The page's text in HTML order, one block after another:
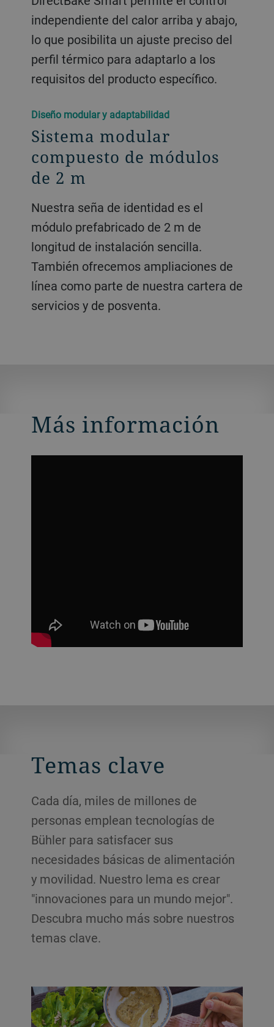
independiente del calor arriba y abajo,
lo que posibilita un ajuste preciso del
perfil térmico para adaptarlo a los
requisitos del producto específico.
Diseño modular y adaptabilidad
Sistema modular
compuesto de módulos
de 2 m
Nuestra seña de identidad es el
módulo prefabricado de 2 m de
longitud de instalación sencilla.
También ofrecemos ampliaciones de
línea como parte de nuestra cartera de
servicios y de posventa.
Más información
Temas clave
Cada día, miles de millones de
personas emplean tecnologías de
Bühler para satisfacer sus
necesidades básicas de alimentación
y movilidad. Nuestro lema es crear
"innovaciones para un mundo mejor".
Descubra mucho más sobre nuestros
temas clave.